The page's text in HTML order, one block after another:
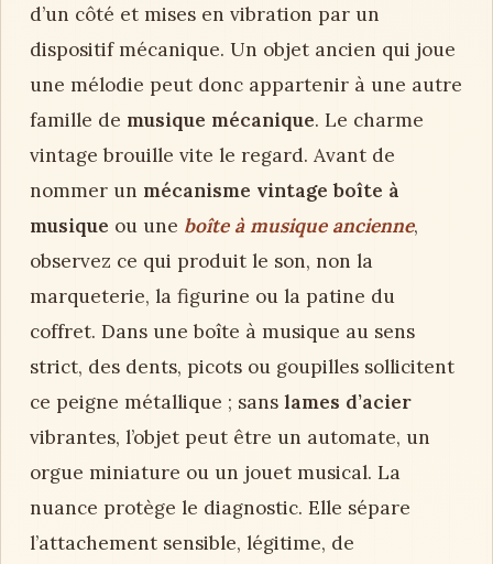
d’un côté et mises en vibration par un
dispositif mécanique. Un objet ancien qui joue
une mélodie peut donc appartenir à une autre
famille de musique mécanique. Le charme
vintage brouille vite le regard. Avant de
nommer un mécanisme vintage boîte à
musique ou une boîte à musique ancienne,
observez ce qui produit le son, non la
marqueterie, la figurine ou la patine du
coffret. Dans une boîte à musique au sens
strict, des dents, picots ou goupilles sollicitent
ce peigne métallique ; sans lames d’acier
vibrantes, l’objet peut être un automate, un
orgue miniature ou un jouet musical. La
nuance protège le diagnostic. Elle sépare
l’attachement sensible, légitime, de